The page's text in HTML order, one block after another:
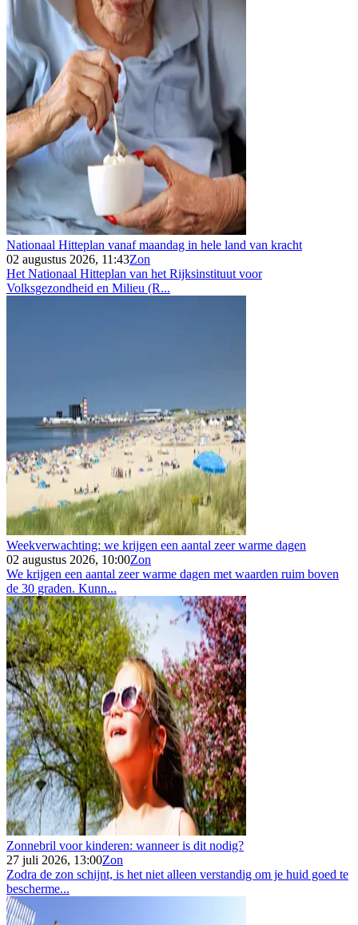
Nationaal Hitteplan vanaf maandag in hele land van kracht
02 augustus 2026, 11:43Zon
Het Nationaal Hitteplan van het Rijksinstituut voor
Volksgezondheid en Milieu (R...
Weekverwachting: we krijgen een aantal zeer warme dagen
02 augustus 2026, 10:00Zon
We krijgen een aantal zeer warme dagen met waarden ruim boven
de 30 graden. Kunn...
Zonnebril voor kinderen: wanneer is dit nodig?
27 juli 2026, 13:00Zon
Zodra de zon schijnt, is het niet alleen verstandig om je huid goed te
bescherme...